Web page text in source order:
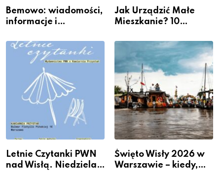
Bemowo: wiadomości,
informacje i
Jak Urządzić Małe
Mieszkanie? 10
Przestrzeni Bez
Kosztownego Remontu
Letnie Czytanki PWN
nad Wisłą. Niedziela z
Święto Wisły 2026 w
Warszawie – kiedy,